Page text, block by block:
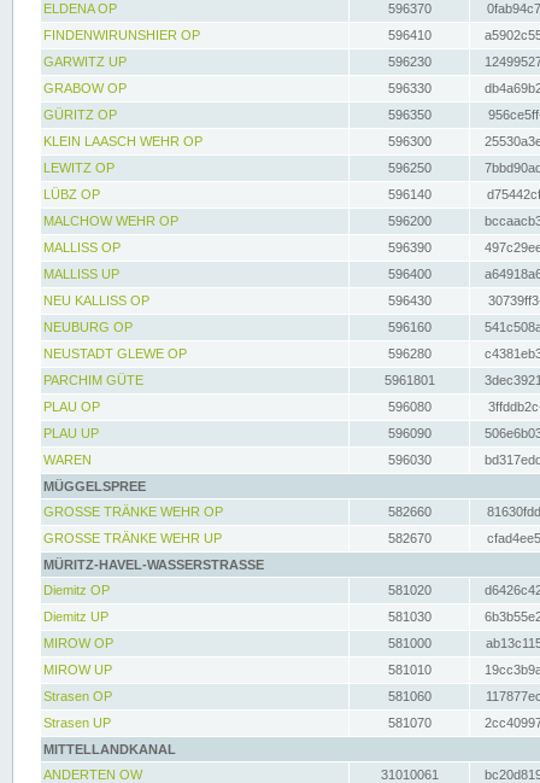
ELDENA OP
596370
FINDENWIRUNSHIER OP
596410
GARWITZ UP
596230
GRABOW OP
596330
GÜRITZ OP
596350
KLEIN LAASCH WEHR OP
596300
LEWITZ OP
596250
LÜBZ OP
596140
MALCHOW WEHR OP
596200
MALLISS OP
596390
MALLISS UP
596400
NEU KALLISS OP
596430
NEUBURG OP
596160
NEUSTADT GLEWE OP
596280
PARCHIM GÜTE
5961801
PLAU OP
596080
PLAU UP
596090
WAREN
596030
MÜGGELSPREE
GROSSE TRÄNKE WEHR OP
582660
GROSSE TRÄNKE WEHR UP
582670
MÜRITZ-HAVEL-WASSERSTRASSE
Diemitz OP
581020
Diemitz UP
581030
MIROW OP
581000
MIROW UP
581010
Strasen OP
581060
Strasen UP
581070
MITTELLANDKANAL
ANDERTEN OW
31010061